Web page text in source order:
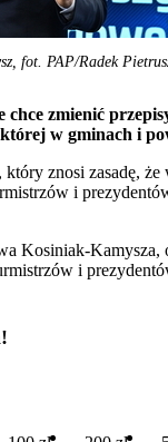
fot. PAP/Radek
zmienić
w gminach i
który znosi zasadę,
i
Kosiniak-
i